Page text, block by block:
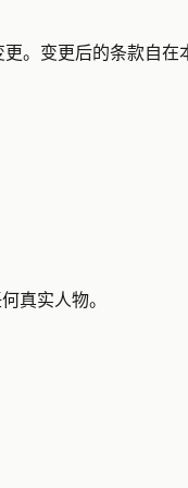
。变更后的条款自在
真实人物。